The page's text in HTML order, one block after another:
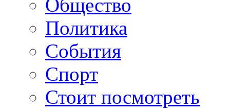
Общество
Политика
События
Спорт
Стоит посмотреть